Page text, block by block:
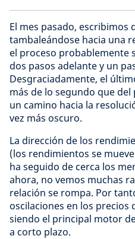
El mes pasado, escribimos
tambaleándose hacia una
el proceso probablemente
dos pasos adelante y un
Desgraciadamente, el
más de lo segundo que
un camino hacia la
vez más oscuro.
La dirección de los
(los rendimientos se
ha seguido de cerca los
ahora, no vemos muchas
relación se rompa. Por
oscilaciones en los precios
siendo el principal motor
a corto plazo.